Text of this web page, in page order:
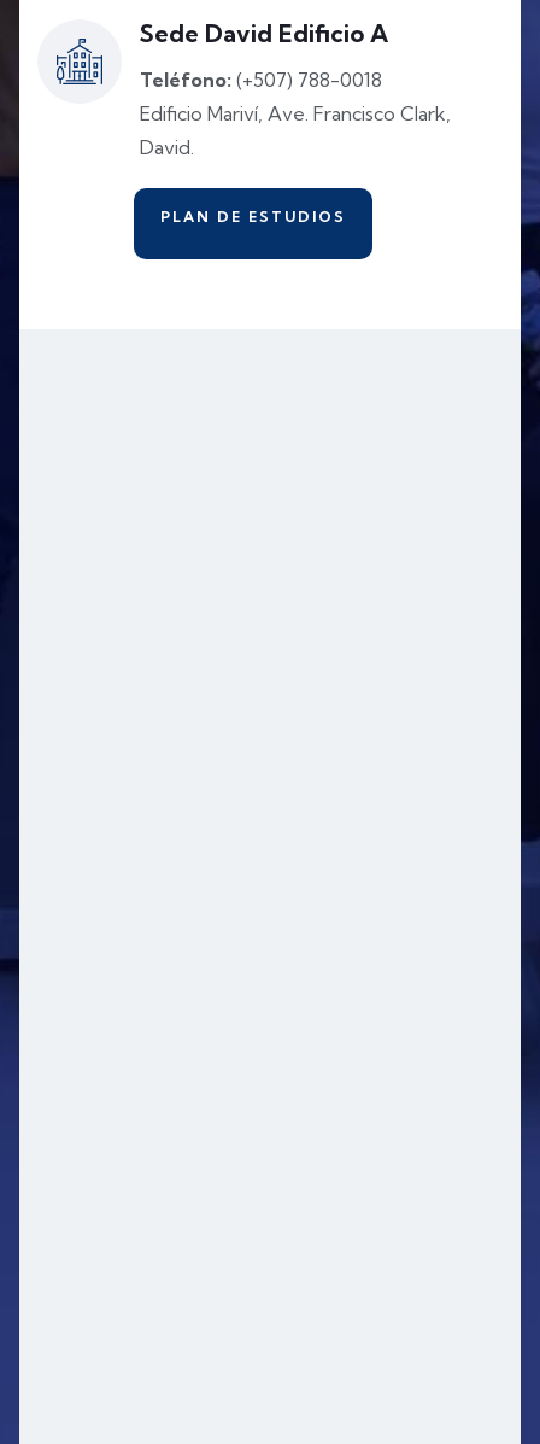
Sede David Edificio A
Teléfono: (+507) 788-0018
Edificio Mariví, Ave. Francisco Clark,
David.
PLAN DE ESTUDIOS